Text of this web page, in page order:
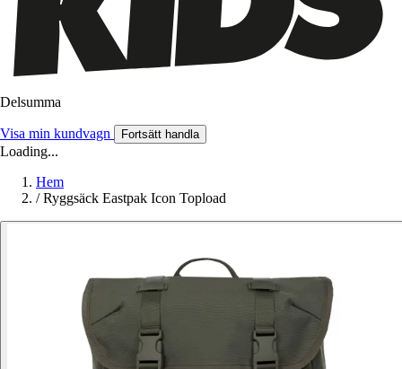
Delsumma
Visa min kundvagn Fortsätt handla
Loading...
Hem
/ Ryggsäck Eastpak Icon Topload